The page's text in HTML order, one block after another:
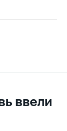
ввели